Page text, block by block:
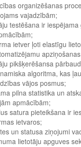
organizēšanas
vajadzībām;
testēšana ir
ietver ļoti elastīgu
pikšķerēšansa
algoritma, kas
vājos posmus;
pilna statistika un
apmācībām;
satura pieteikšana ir
ietvaros;
un statusa ziņojumi
lietotāju apguves